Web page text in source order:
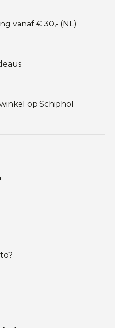
vanaf € 30,- (NL)
op Schiphol